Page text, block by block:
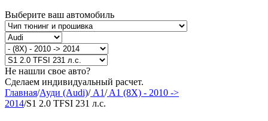
Выберите ваш автомобиль
Не нашли свое авто?
Сделаем индивидуальный расчет.
Главная/Ауди (Audi)/A1/A1 (8X) - 2010 ->
2014/S1 2.0 TFSI 231 л.с.